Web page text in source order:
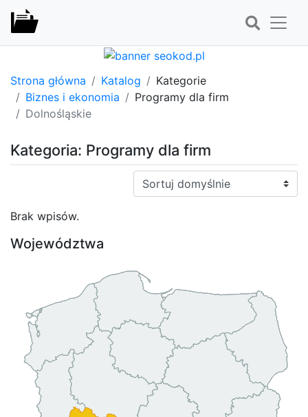
Strona główna Katalog
Kategorie
Biznes i ekonomia
Programy dla firm
Dolnośląskie
Kategoria: Programy dla firm
Sortuj:
Brak wpisów.
Województwa